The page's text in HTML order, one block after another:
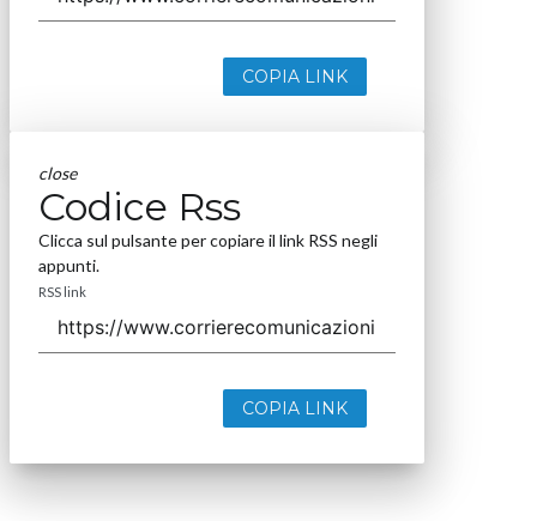
COPIA LINK
close
Codice Rss
Clicca sul pulsante per copiare il link RSS negli
appunti.
RSS link
COPIA LINK